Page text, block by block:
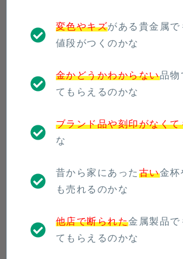
変色やキズがある貴金属で
値段がつくのかな
金かどうかわからない品物
てもらえるのかな
ブランド品や刻印がなくて
な
昔から家にあった 古い金杯
も売れるのかな
他店で断られた金属製品で
てもらえるのかな